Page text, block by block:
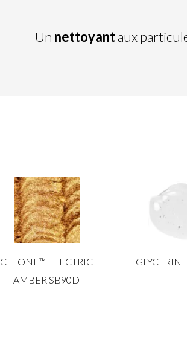
Un nettoyantaux
CHIONE™ ELECTRIC
AMBER SB90D